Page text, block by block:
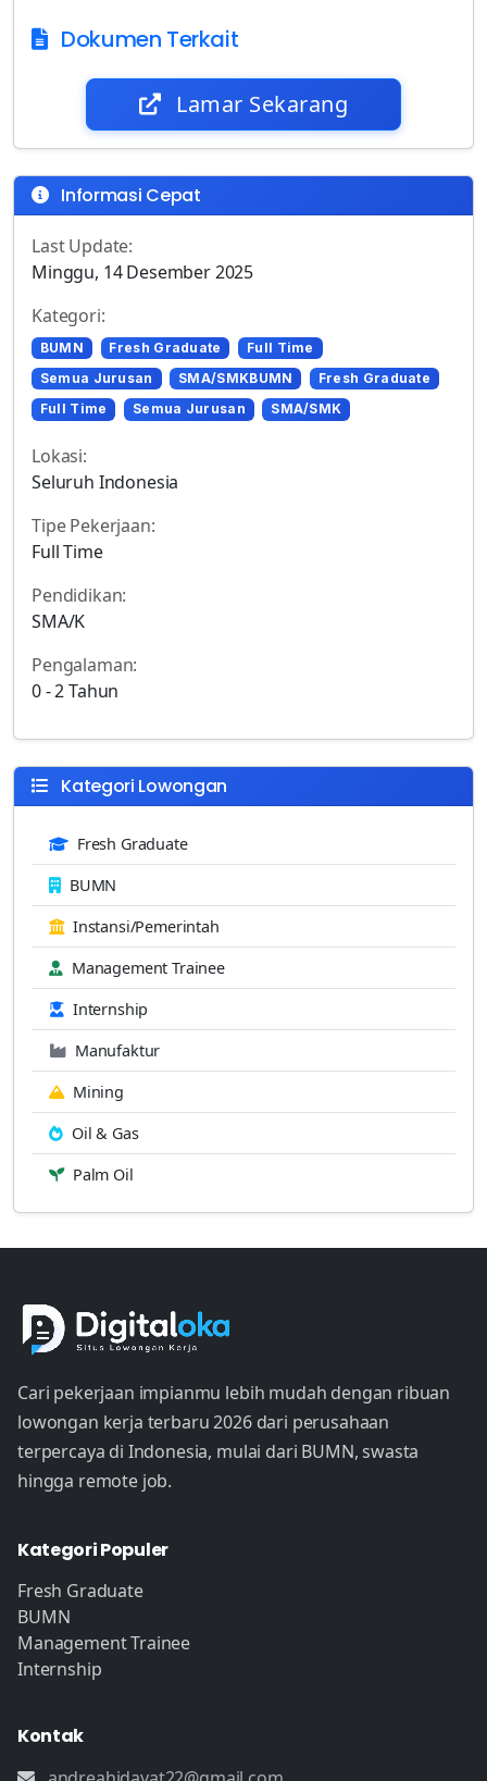
Dokumen Terkait
Lamar Sekarang
Informasi Cepat
Last Update:
Minggu, 14 Desember 2025
Kategori:
BUMN Fresh Graduate
Full Time
Semua Jurusan
SMA/SMKBUMN
Fresh Graduate
Full Time
Semua Jurusan SMA/SMK
Lokasi:
Seluruh Indonesia
Tipe Pekerjaan:
Full Time
Pendidikan:
SMA/K
Pengalaman:
0 - 2 Tahun
Kategori Lowongan
Fresh Graduate
BUMN
Instansi/Pemerintah
Management Trainee
Internship
Manufaktur
Mining
Oil & Gas
Palm Oil
Cari pekerjaan impianmu lebih mudah dengan ribuan
lowongan kerja terbaru 2026 dari perusahaan
terpercaya di Indonesia, mulai dari BUMN, swasta
hingga remote job.
Kategori Populer
Fresh Graduate
BUMN
Management Trainee
Internship
Kontak